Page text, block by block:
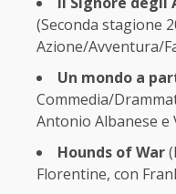
(Seconda stagione
Azione/Avventura/
Un mondo a
Commedia/
Antonio Albanese e
Hounds of War
Florentine, con